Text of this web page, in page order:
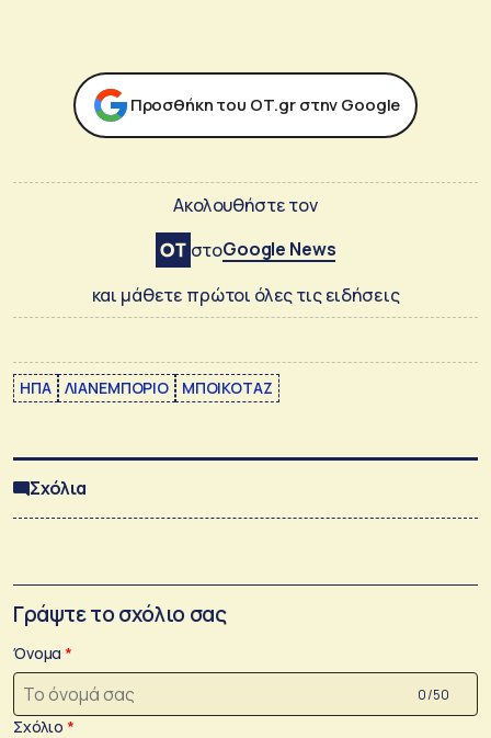
Προσθήκη του ΟΤ.gr στην Google
Ακολουθήστε τον
στοGoogle News
και μάθετε πρώτοι όλες τις ειδήσεις
ΗΠΑ ΛΙΑΝΕΜΠΟΡΙΟ ΜΠΟΙΚΟΤΑΖ
Σχόλια
Γράψτε το σχόλιο σας
Όνομα
0 /50
Σχόλιο